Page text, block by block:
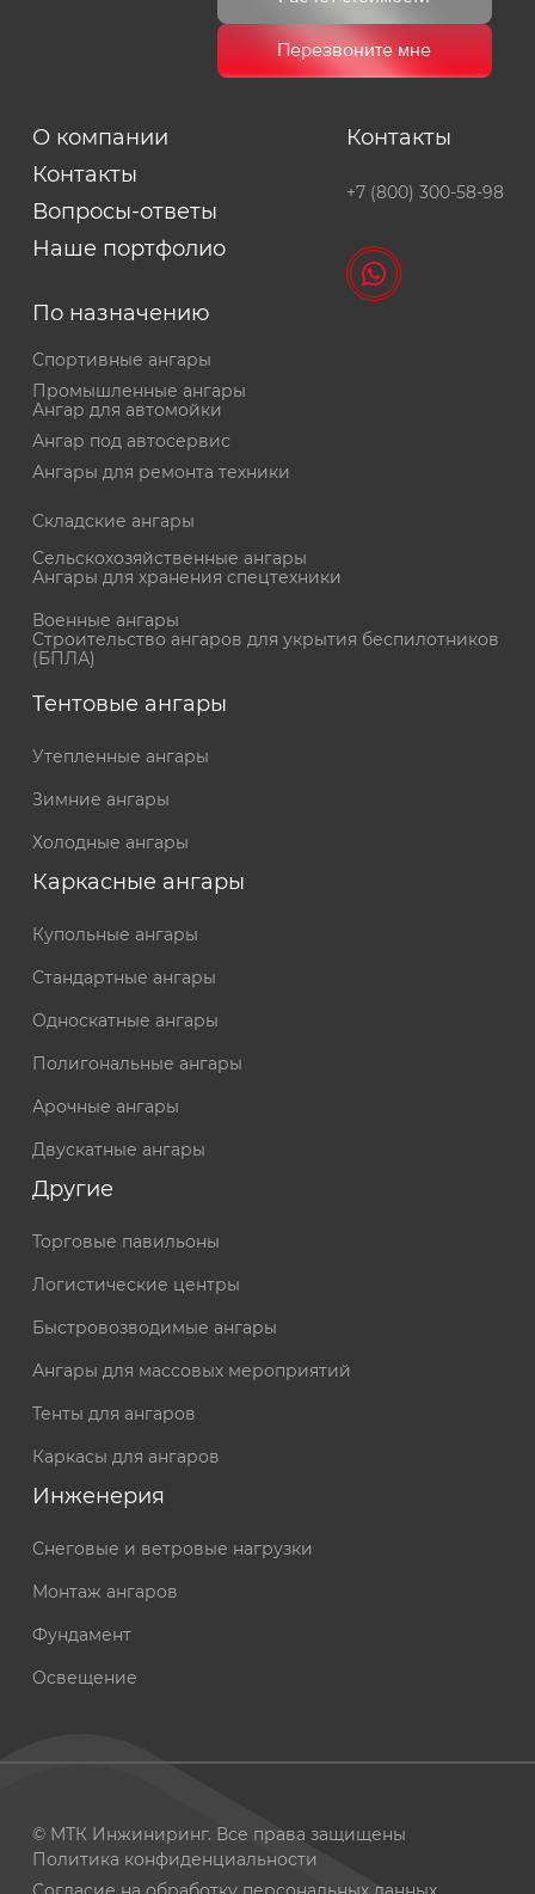
Перезвоните мне
Контакты
+7 (800) 300-58-98
О компании
Контакты
Вопросы-ответы
Наше портфолио
По назначению
Спортивные ангары
Промышленные ангары
Ангар для автомойки
Ангар под автосервис
Ангары для ремонта техники
Складские ангары
Сельскохозяйственные ангары
Ангары для хранения спецтехники
Военные ангары
Cтроительство ангаров для укрытия беспилотников
(БПЛА)
Тентовые ангары
Утепленные ангары
Зимние ангары
Холодные ангары
Каркасные ангары
Купольные ангары
Стандартные ангары
Односкатные ангары
Полигональные ангары
Арочные ангары
Двускатные ангары
Другие
Торговые павильоны
Логистические центры
Быстровозводимые ангары
Ангары для массовых мероприятий
Тенты для ангаров
Каркасы для ангаров
Инженерия
Снеговые и ветровые нагрузки
Монтаж ангаров
Фундамент
Освещение
© МТК Инжиниринг. Все права защищены
Политика конфиденциальности